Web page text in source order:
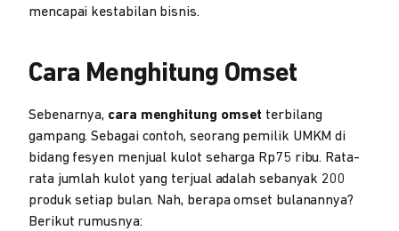
mencapai kestabilan bisnis.
Cara Menghitung Omset
Sebenarnya, cara menghitung omset terbilang
gampang. Sebagai contoh, seorang pemilik UMKM di
bidang fesyen menjual kulot seharga Rp75 ribu. Rata-
rata jumlah kulot yang terjual adalah sebanyak 200
produk setiap bulan. Nah, berapa omset bulanannya?
Berikut rumusnya: